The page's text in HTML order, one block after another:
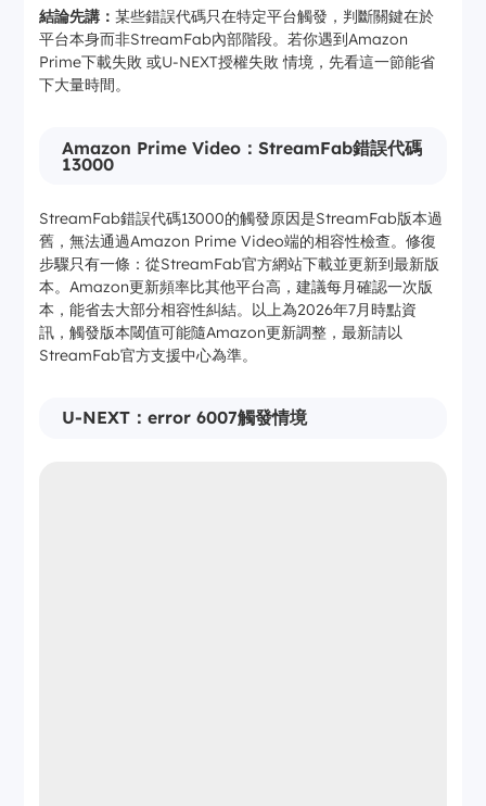
結論先講：某些錯誤代碼只在特定平台觸發，判斷關鍵在於
平台本身而非StreamFab內部階段。若你遇到Amazon
Prime下載失敗 或U-NEXT授權失敗 情境，先看這一節能省
下大量時間。
Amazon Prime Video：StreamFab錯誤代碼
13000
StreamFab錯誤代碼13000的觸發原因是StreamFab版本過
舊，無法通過Amazon Prime Video端的相容性檢查。修復
步驟只有一條：從StreamFab官方網站下載並更新到最新版
本。Amazon更新頻率比其他平台高，建議每月確認一次版
本，能省去大部分相容性糾結。以上為2026年7月時點資
訊，觸發版本閾值可能隨Amazon更新調整，最新請以
StreamFab官方支援中心為準。
U-NEXT：error 6007觸發情境